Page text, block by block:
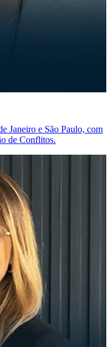
Janeiro e São Paulo, com
de Conflitos.